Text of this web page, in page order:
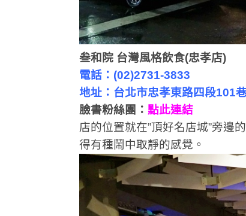
叁和院 台灣風格飲食(忠孝店)
電話：(02)2731-3833
地址：台北市忠孝東路四段101
臉書粉絲團： 點此連結
店的位置就在”頂好名店城”旁邊
得有種鬧中取靜的感覺。